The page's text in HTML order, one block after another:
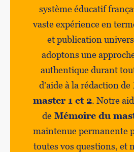
système éducatif
vaste expérience en
et publication
adoptons une
authentique durant
d'aide à la rédaction de
master 1 et 2. Notre
deMémoire du
maintenue permanente
toutes vos questions, et